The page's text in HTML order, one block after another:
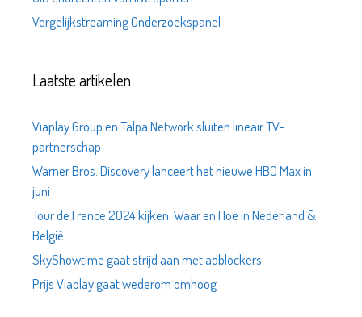
Vergelijkstreaming Onderzoekspanel
Laatste artikelen
Viaplay Group en Talpa Network sluiten lineair TV-
partnerschap
Warner Bros. Discovery lanceert het nieuwe HBO Max in
juni
Tour de France 2024 kijken: Waar en Hoe in Nederland &
België
SkyShowtime gaat strijd aan met adblockers
Prijs Viaplay gaat wederom omhoog